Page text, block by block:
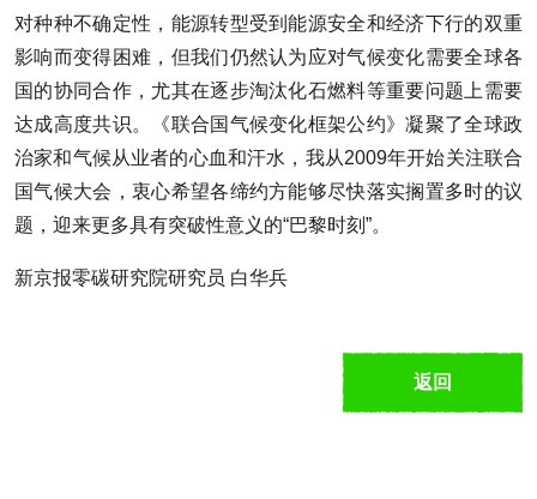
对种种不确定性，能源转型受到能源安全和经济下行的双重
影响而变得困难，但我们仍然认为应对气候变化需要全球各
国的协同合作，尤其在逐步淘汰化石燃料等重要问题上需要
达成高度共识。《联合国气候变化框架公约》凝聚了全球政
治家和气候从业者的心血和汗水，我从2009年开始关注联合
国气候大会，衷心希望各缔约方能够尽快落实搁置多时的议
题，迎来更多具有突破性意义的“巴黎时刻”。
新京报零碳研究院研究员 白华兵
返回